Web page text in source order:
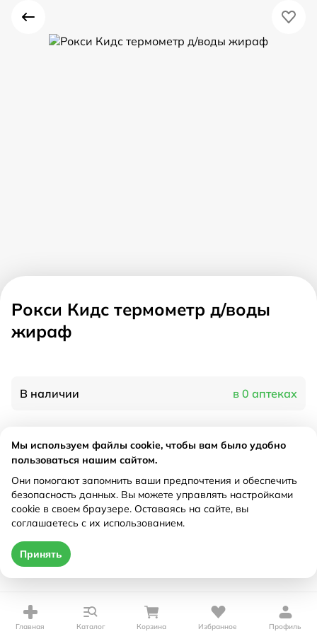
Рокси Кидс термометр д/воды
жираф
В наличии в 0 аптеках
Характеристики
Рецепт
Не требуется
Главная Каталог Корзина Избранное Профиль
Мы используем файлы cookie, чтобы вам было удобно
пользоваться нашим сайтом.
Они помогают запомнить ваши предпочтения и обеспечить
безопасность данных. Вы можете управлять настройками
cookie в своем браузере. Оставаясь на сайте, вы
соглашаетесь с их использованием.
Принять